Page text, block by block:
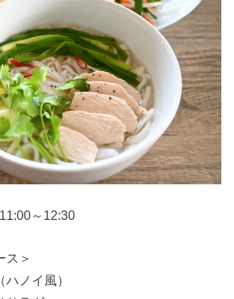
～12:30
ス＞
ノイ風）